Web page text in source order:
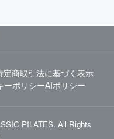
定商取引法に基づく表示
ーポリシーAIポリシー
PILATES. All Rights